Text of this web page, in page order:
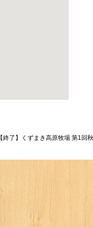
【終了】くずまき高原牧場 第1回